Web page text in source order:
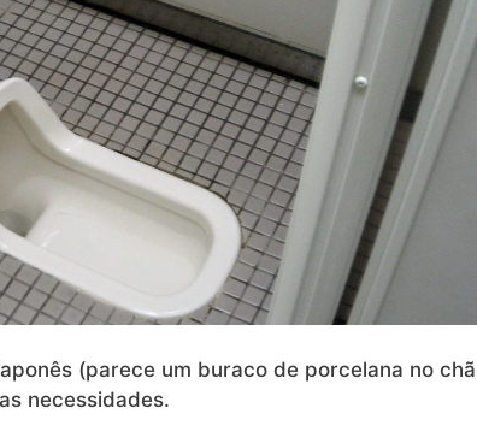
(parece um buraco de porcelana no
necessidades.